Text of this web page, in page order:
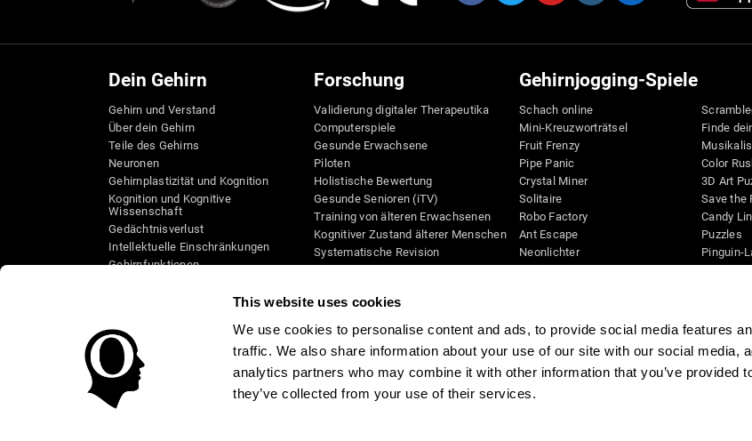
This website uses cookies
We use cookies to personalise content and ads, to provide social media features
traffic. We also share information about your use of our site with our social media,
analytics partners who may combine it with other information that you’ve provided
they’ve collected from your use of their services.
Dein Gehirn
Gehirn und Verstand
Über dein Gehirn
Teile des Gehirns
Neuronen
Gehirnplastizität und Kognition
Kognition und Kognitive
Wissenschaft
Gedächtnisverlust
Intellektuelle Einschränkungen
Gehirnfunktionen
Wahrnehmung
Aufmerksamkeit
Forschung
Validierung digitaler Therapeutika
Computerspiele
Gesunde Erwachsene
Piloten
Holistische Bewertung
Gesunde Senioren (iTV)
Training von älteren Erwachsenen
Kognitiver Zustand älterer Menschen
Systematische Revision
Gehirnjogging-Spiele
Schach online
Mini-Kreuzworträtsel
Fruit Frenzy
Pipe Panic
Crystal Miner
Solitaire
Robo Factory
Ant Escape
Neonlichter
Space Rescue
Math Madness
Marble Race
Musik-Tennis
Finde
Color
3D Art
Save the
Candy
Puzzles
Pinguin-
Spiele für
Online-